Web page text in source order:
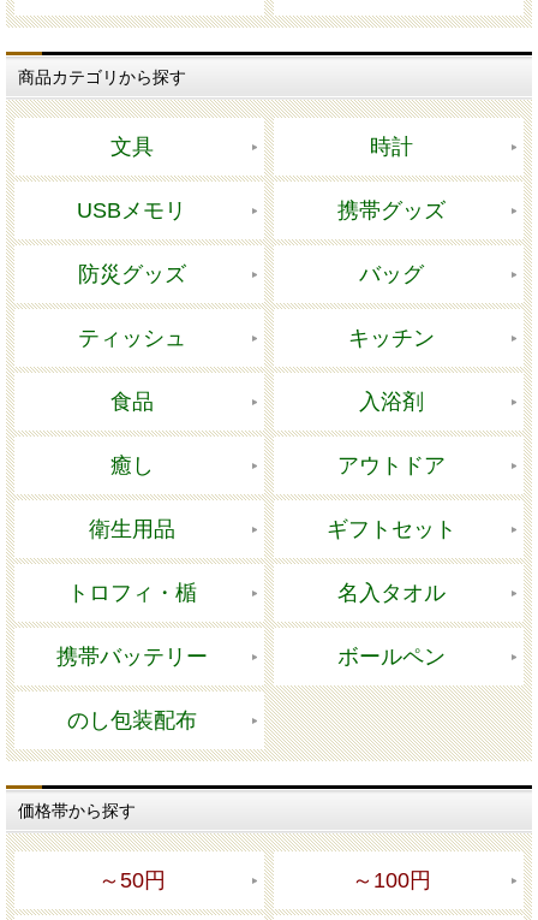
商品カテゴリから探す
文具 時計
USBメモリ 携帯グッズ
防災グッズ バッグ
ティッシュ キッチン
食品 入浴剤
癒し アウトドア
衛生用品 ギフトセット
トロフィ・楯 名入タオル
携帯バッテリー ボールペン
のし包装配布
価格帯から探す
～50円 ～100円